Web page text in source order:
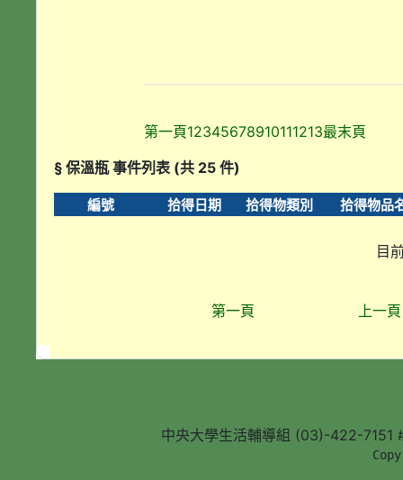
第一頁12345678910111213最末頁
§ 保溫瓶 事件列表 (共 25 件)
編號 拾得日期 拾得物類別 拾得物品
目
第一頁 上一頁
中央大學生活輔導組 (03)-422-7151